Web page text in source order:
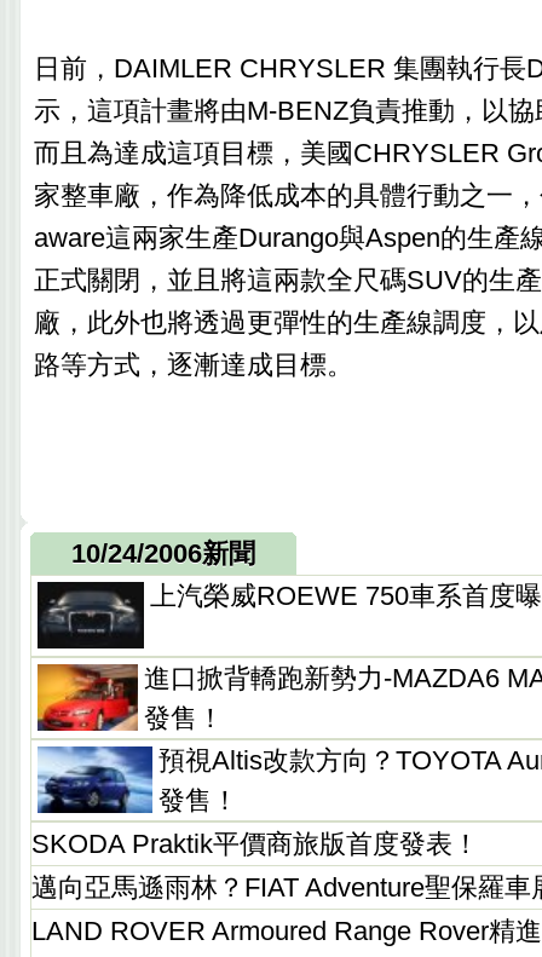
日前，DAIMLER CHRYSLER 集團執行長
示，這項計畫將由M-BENZ負責推動，以
而且為達成這項目標，美國CHRYSLER
家整車廠，作為降低成本的具體行動之一
aware這兩家生產Durango與Aspen的生產
正式關閉，並且將這兩款全尺碼SUV的生
廠，此外也將透過更彈性的生產線調度，
路等方式，逐漸達成目標。
10/24/2006新聞
上汽榮威ROEWE 750車系首度
進口掀背轎跑新勢力-MAZDA6
發售！
預視Altis改款方向？TOYOTA
發售！
SKODA Praktik平價商旅版首度發表！
邁向亞馬遜雨林？FIAT Adventure聖保羅車
LAND ROVER Armoured Range Rover精